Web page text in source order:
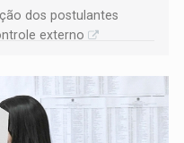
dos postulantes
externo